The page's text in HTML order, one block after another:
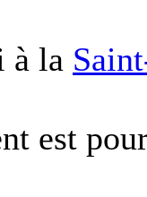
à la
est